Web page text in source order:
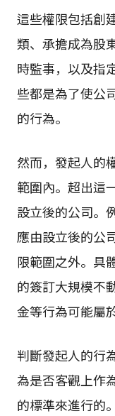
這些權限包括創
類、承擔成為股
時監事，以及指
些都是為了使公
的行為。
然而，發起人的
範圍內。超出這
設立後的公司。
應由設立後的公
限範圍之外。具
的簽訂大規模不
金等行為可能屬
判斷發起人的行
為是否客觀上作
的標準來進行的